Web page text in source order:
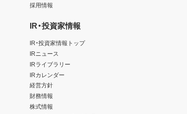
採用情報
IR・投資家情報
IR・投資家情報トップ
IRニュース
IRライブラリー
IRカレンダー
経営方針
財務情報
株式情報